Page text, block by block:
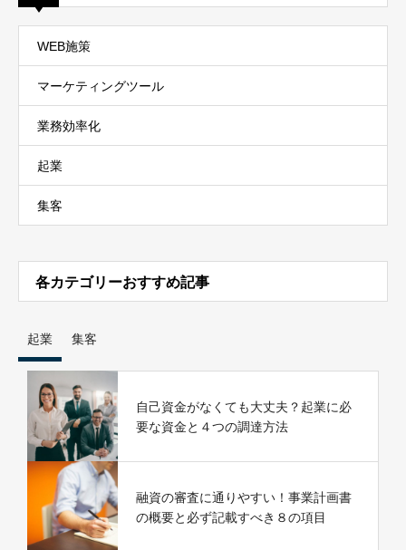
WEB施策
マーケティングツール
業務効率化
起業
集客
各カテゴリーおすすめ記事
起業 集客
自己資金がなくても大丈夫？起業に必
要な資金と４つの調達方法
融資の審査に通りやすい！事業計画書
の概要と必ず記載すべき８の項目